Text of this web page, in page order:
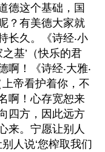
德这个基础，国
？有美德大家就
长久。《诗经‧小
基’（快乐的君
啊！《诗经‧大雅‧
上帝看护着你，不
啊！心存宽恕来
四方，因此远方
来。宁愿让别人
人说‘您榨取我们